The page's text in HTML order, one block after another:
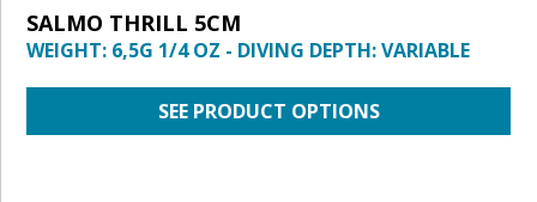
SALMO THRILL 5CM
WEIGHT: 6,5G 1/4 OZ - DIVING DEPTH: VARIABLE
SEE PRODUCT OPTIONS